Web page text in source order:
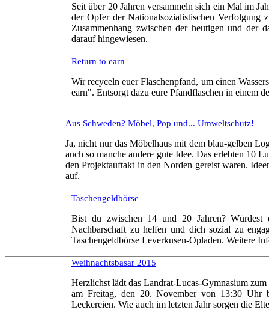
Seit über 20 Jahren versammeln sich ein Mal im
der Opfer der Nationalsozialistischen Verfolgung
Zusammenhang zwischen der heutigen und der
darauf hingewiesen.
Return to earn
Wir recyceln euer Flaschenpfand, um einen
earn". Entsorgt dazu eure Pfandflaschen in einem
Aus Schweden? Möbel, Pop und... Umweltschutz!
Ja, nicht nur das Möbelhaus mit dem blau-gelben
auch so manche andere gute Idee. Das erlebten 10
den Projektauftakt in den Norden gereist waren.
auf.
Taschengeldbörse
Bist du zwischen 14 und 20 Jahren? Würdest
Nachbarschaft zu helfen und dich sozial zu
Taschengeldbörse Leverkusen-Opladen. Weitere
Weihnachtsbasar 2015
Herzlichst lädt das Landrat-Lucas-Gymnasium
am Freitag, den 20. November von 13:30 Uhr
Leckereien. Wie auch im letzten Jahr sorgen die